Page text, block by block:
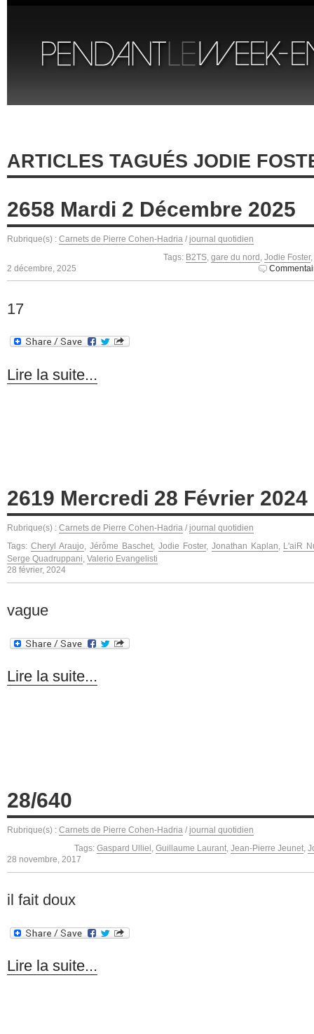
ARTICLES TAGUÉS JODIE
2658 Mardi 2 Décembre 2025
Rubrique(s) : Carnets de Pierre Cohen-Hadria / journal quotidien
Tags: B2TS, gare du nord , Jodie Foster,
2 décembre, 2025
17
Lire la suite...
2619 Mercredi 28 Février 2024
Rubrique(s) : Carnets de Pierre Cohen-Hadria / journal quotidien
Tags: Cheryl Araujo Jérôme Baschet, Jodie Foster, Jonathan Kaplan
L'aiR
Serge Quadruppani Valerio Evangelisti
28 février, 2024
vague
Lire la suite...
28/640
Rubrique(s) : Carnets de Pierre Cohen-Hadria / journal quotidien
Tags: Gaspard Ulliel Guillaume Laurant Jean-Pierre Jeunet
28 novembre, 2017
il fait doux
Lire la suite...